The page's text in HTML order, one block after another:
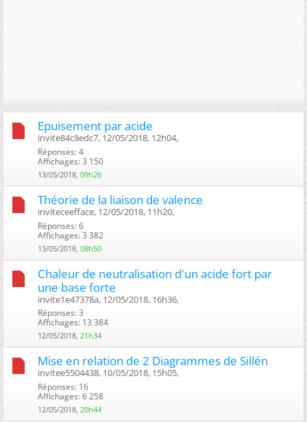
Epuisement par acide
invite84c8edc7, 12/05/2018, 12h04, ‎
Réponses: 4
Affichages: 3 150
13/05/2018, 09h26
Théorie de la liaison de valence
inviteceefface, 12/05/2018, 11h20, ‎
Réponses: 6
Affichages: 3 382
13/05/2018, 08h50
Chaleur de neutralisation d'un acide fort par
une base forte
invite1e47378a, 12/05/2018, 16h36, ‎
Réponses: 3
Affichages: 13 384
12/05/2018, 21h34
Mise en relation de 2 Diagrammes de Sillén
invitee5504438, 10/05/2018, 15h05, ‎
Réponses: 16
Affichages: 6 258
12/05/2018, 20h44